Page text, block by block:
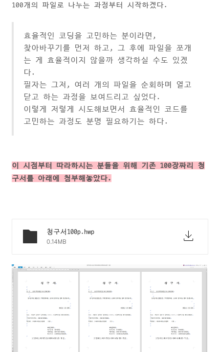
100개의 파일로 나누는 과정부터 시작하겠다.
효율적인 코딩을 고민하는 분이라면,
찾아바꾸기를 먼저 하고, 그 후에 파일을 쪼개
는 게 효율적이지 않을까 생각하실 수도 있겠
다.
필자는 그저, 여러 개의 파일을 순회하며 열고
닫고 하는 과정을 보여드리고 싶었다.
이렇게 저렇게 시도해보면서 효율적인 코드를
고민하는 과정도 분명 필요하기는 하다.
이 시점부터 따라하시는 분들을 위해 기존 100장짜리 청
구서를 아래에 첨부해놓았다.
청구서100p.hwp
0.14MB